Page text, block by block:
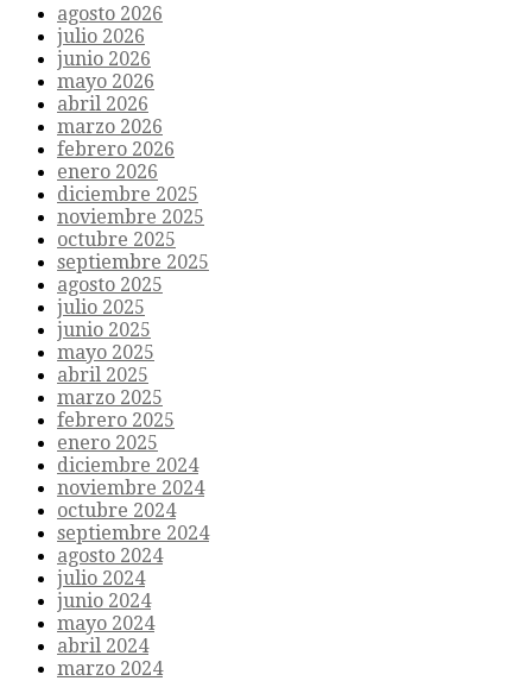
agosto 2026
julio 2026
junio 2026
mayo 2026
abril 2026
marzo 2026
febrero 2026
enero 2026
diciembre 2025
noviembre 2025
octubre 2025
septiembre 2025
agosto 2025
julio 2025
junio 2025
mayo 2025
abril 2025
marzo 2025
febrero 2025
enero 2025
diciembre 2024
noviembre 2024
octubre 2024
septiembre 2024
agosto 2024
julio 2024
junio 2024
mayo 2024
abril 2024
marzo 2024